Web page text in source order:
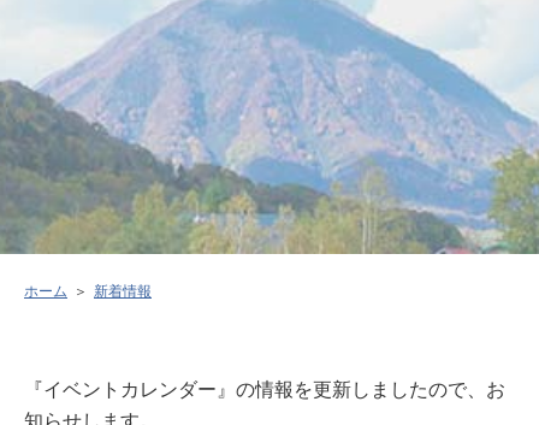
ホーム 新着情報
『イベントカレンダー』の情報を更新しましたので、お